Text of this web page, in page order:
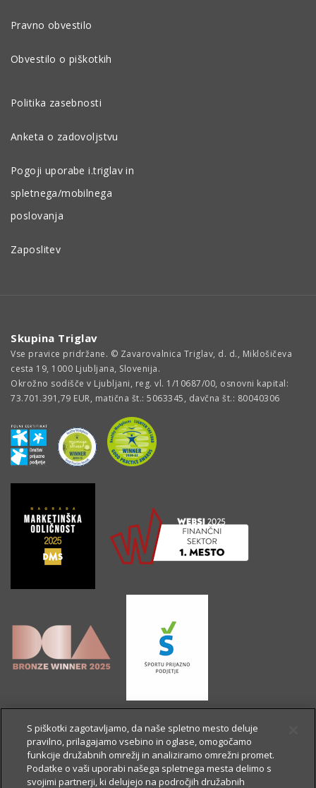
Pravno obvestilo
Obvestilo o piškotkih
Politika zasebnosti
Anketa o zadovoljstvu
Pogoji uporabe i.triglav in
spletnega/mobilnega
poslovanja
Zaposlitev
Skupina Triglav
Vse pravice pridržane. © Zavarovalnica Triglav, d. d., Miklošičeva
cesta 19, 1000 Ljubljana, Slovenija.
Okrožno sodišče v Ljubljani, reg. vl. 1/10687/00, osnovni kapital:
73.701.391,79 EUR, matična št.: 5063345, davčna št.: 80040306
S piškotki zagotavljamo, da naše spletno mesto deluje
pravilno, prilagajamo vsebino in oglase, omogočamo
funkcije družabnih omrežij in analiziramo omrežni promet.
Podatke o vaši uporabi našega spletnega mesta delimo s
svojimi partnerji, ki delujejo na področjih družabnih